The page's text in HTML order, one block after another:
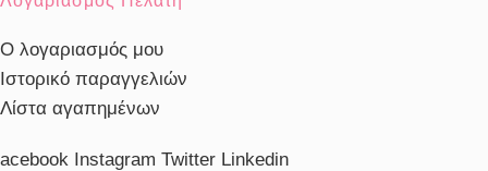
Ο λογαριασμός μου
Ιστορικό παραγγελιών
Λίστα αγαπημένων
Instagram Twitter Linkedin